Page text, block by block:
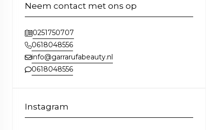
Neem contact met ons op
0251750707
0618048556
info@garrarufabeauty.nl
0618048556
Instagram